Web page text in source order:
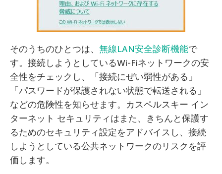
そのうちのひとつは、 無線LAN安全診断機能で
す。接続しようとしているWi-Fiネットワークの安
全性をチェックし、「接続にぜい弱性がある」
「パスワードが保護されない状態で転送される」
などの危険性を知らせます。カスペルスキー イン
ターネット セキュリティはまた、きちんと保護す
るためのセキュリティ設定をアドバイスし、接続
しようとしている公共ネットワークのリスクを評
価します。